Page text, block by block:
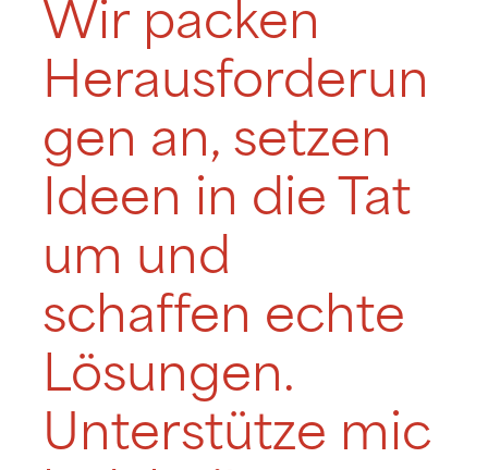
Wir packen
Herausforderun
gen an, setzen
Ideen in die Tat
um und
schaffen echte
Lösungen.
Unterstütze mic